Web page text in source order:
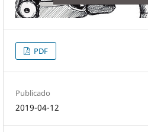
PDF
Publicado
2019-04-12